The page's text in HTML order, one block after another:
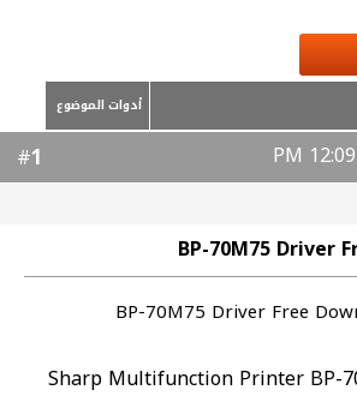
أدوات الموضوع
1
BP-70M75 Driver
BP-70M75 Driver Free
Sharp Multifunction Printer BP-